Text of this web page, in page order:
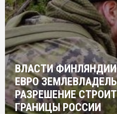
ВЛАСТИ ФИНЛЯНДИИ
ЕВРО
РАЗРЕШЕНИЕ
ГРАНИЦЫ РОССИИ